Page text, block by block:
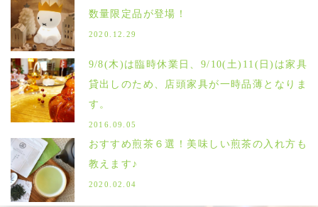
数量限定品が登場！
2020.12.29
9/8(木)は臨時休業日、9/10(土)11(日)は家具
貸出しのため、店頭家具が一時品薄となりま
す。
2016.09.05
おすすめ煎茶６選！美味しい煎茶の入れ方も
教えます♪
2020.02.04